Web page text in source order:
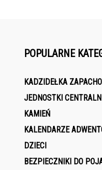
POPULARNE
KADZIDEŁKA
JEDNOSTKI
KAMIEŃ
KALENDARZE
DZIECI
BEZPIECZNIKI DO